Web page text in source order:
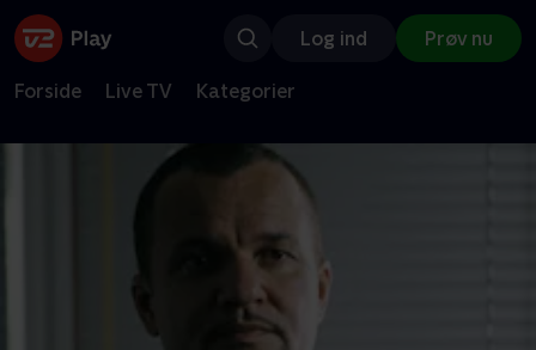
Log ind Prøv nu
Forside Live TV Kategorier